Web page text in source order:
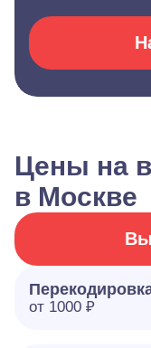
Цены на
в Москве
от 1000 ₽